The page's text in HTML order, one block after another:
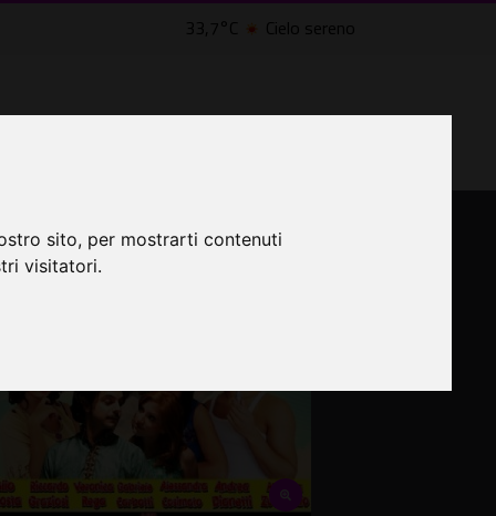
sito, per mostrarti contenuti
visitatori.
33,7°C Cielo sereno
EVENTI ˅ CINEMA ˅